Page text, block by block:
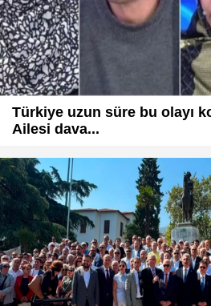
Türkiye uzun süre bu olayı
Ailesi dava...